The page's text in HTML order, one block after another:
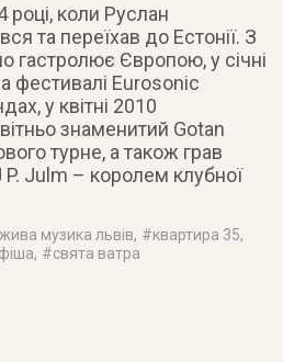
році, коли Руслан
та переїхав до Естонії. З
гастролює Європою, у січні
фестивалі Eurosonic
у квітні 2010
знаменитий Gotan
турне, а також грав
Julm – королем клубної
жива музика львів, #квартира 35,
, #свята ватра